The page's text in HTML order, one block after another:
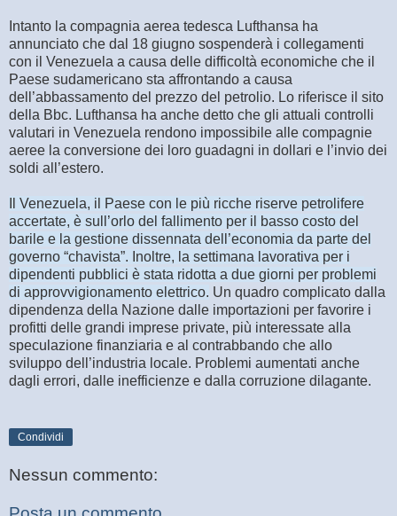
Intanto la compagnia aerea tedesca Lufthansa ha
annunciato che dal 18 giugno sospenderà i collegamenti
con il Venezuela a causa delle difficoltà economiche che il
Paese sudamericano sta affrontando a causa
dell’abbassamento del prezzo del petrolio. Lo riferisce il sito
della Bbc. Lufthansa ha anche detto che gli attuali controlli
valutari in Venezuela rendono impossibile alle compagnie
aeree la conversione dei loro guadagni in dollari e l’invio dei
soldi all’estero.
Il Venezuela, il Paese con le più ricche riserve petrolifere
accertate, è sull’orlo del fallimento per il basso costo del
barile e la gestione dissennata dell’economia da parte del
governo “chavista”. Inoltre, la settimana lavorativa per i
dipendenti pubblici è stata ridotta a due giorni per problemi
di approvvigionamento elettrico. Un quadro complicato dalla
dipendenza della Nazione dalle importazioni per favorire i
profitti delle grandi imprese private, più interessate alla
speculazione finanziaria e al contrabbando che allo
sviluppo dell’industria locale. Problemi aumentati anche
dagli errori, dalle inefficienze e dalla corruzione dilagante.
Condividi
Nessun commento: